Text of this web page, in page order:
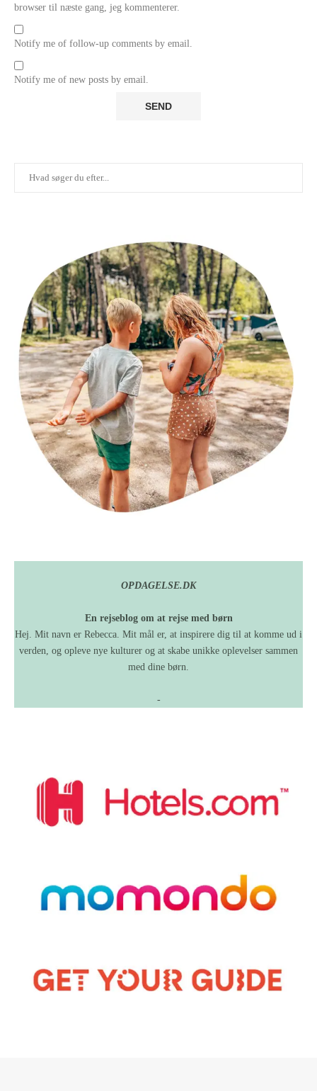
browser til næste gang, jeg kommenterer.
Notify me of follow-up comments by email.
Notify me of new posts by email.
OPDAGELSE.DK
En rejseblog om at rejse med børn
Hej. Mit navn er Rebecca. Mit mål er, at inspirere dig til at komme ud i
verden, og opleve nye kulturer og at skabe unikke oplevelser sammen
med dine børn.
-